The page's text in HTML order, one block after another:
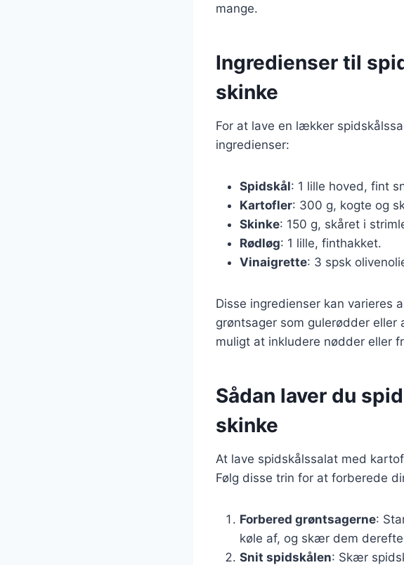
mange.
Ingredienser til
skinke
For at lave en lækker
ingredienser:
Spidskål: 1 lille hoved, fint
Kartofler: 300 g, kogte og
Skinke: 150 g, skåret i
Rødløg: 1 lille, finthakket.
Vinaigrette: 3 spsk
Disse ingredienser kan varieres
grøntsager som gulerødder
muligt at inkludere nødder eller
Sådan laver du
skinke
At lave spidskålssalat med
Følg disse trin for at forberede
Forbered grøntsagerne:
køle af, og skær dem
Snit spidskålen: Skær